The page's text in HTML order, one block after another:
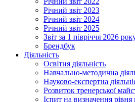
Річний звіт 2023
Річний звіт 2024
Річний звіт 2025
Звіт за 1 півріччя 2026
Брендбук
Діяльність
Освітня діяльність
Навчально-методична
Науково-експертна
Розвиток тренерської
Іспит на визначення